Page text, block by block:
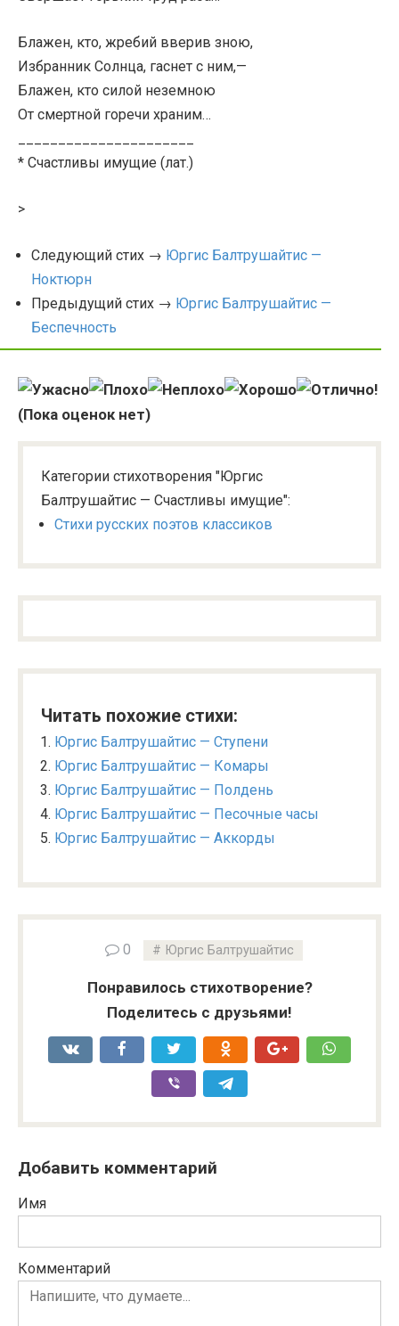
Блажен, кто, жребий вверив зною,
Избранник Солнца, гаснет с ним,—
Блажен, кто силой неземною
От смертной горечи храним…
* Счастливы имущие (лат.)
>
Следующий стих → Юргис Балтрушайтис —
Ноктюрн
Предыдущий стих → Юргис Балтрушайтис —
Беспечность
(Пока оценок нет)
Категории стихотворения "Юргис
Балтрушайтис — Счастливы имущие":
Стихи русских поэтов классиков
Читать похожие стихи:
Юргис Балтрушайтис — Ступени
Юргис Балтрушайтис — Комары
Юргис Балтрушайтис — Полдень
Юргис Балтрушайтис — Песочные часы
Юргис Балтрушайтис — Аккорды
0 Юргис Балтрушайтис
Понравилось стихотворение?
Поделитесь с друзьями!
Добавить комментарий
Имя
Комментарий